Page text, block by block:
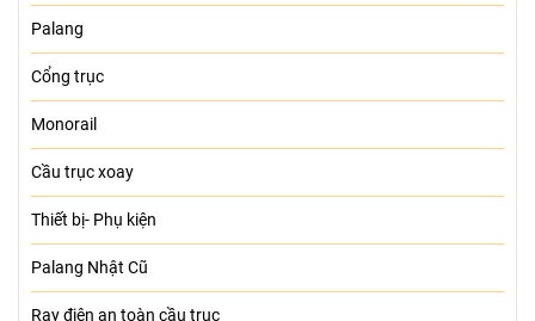
Palang
Cổng trục
Monorail
Cầu trục xoay
Thiết bị- Phụ kiện
Palang Nhật Cũ
Ray điện an toàn cầu trục